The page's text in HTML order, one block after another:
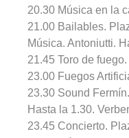
20.30 Música en la
21.00 Bailables.
Música. Antoniutti.
21.45 Toro de
23.00 Fuegos
23.30 Sound
Hasta la 1.30.
23.45 Concierto.